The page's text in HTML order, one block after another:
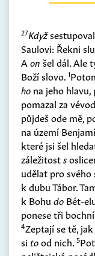
27Když
Saulovi: Řekni
A on šel dál. Ale
Boží slovo. 1
ho na jeho
pomazal za
půjdeš ode mě,
na území
které jsi šel
záležitosts
udělat pro svého
k dubu Tábor.
k Bohu do Bét-
ponese tři
4Zeptají se tě, jak
si tood nich. 5